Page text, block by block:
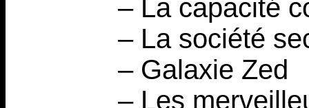
– La capacité
– La société
– Galaxie Zed
– Les